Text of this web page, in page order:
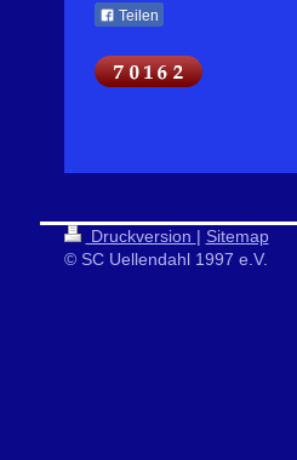
Teilen
Druckversion | Sitemap
© SC Uellendahl 1997 e.V.